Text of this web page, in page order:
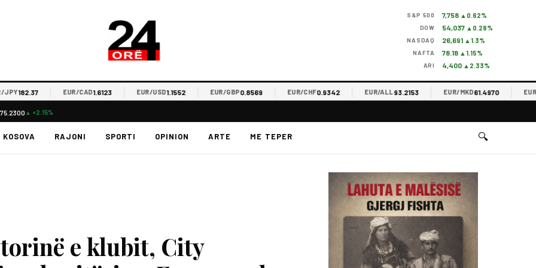
S&P 500 7,758 ▲0.62%
DOW 54,037 ▲0.28%
NASDAQ 26,691 ▲1.3%
NAFTA 78.18 ▲1.15%
ARI 4,400 ▲2.33%
182.37 EUR/CAD1.6123 EUR/USD1.1552 EUR/GBP0.8569 EUR/CHF0.9342 EUR/ALL93.2153 EUR/MKD61.4970 EUR/
▲ +2.15%
KOSOVA RAJONI SPORTI OPINION ARTE ME TEPER 🔍
e klubit, City